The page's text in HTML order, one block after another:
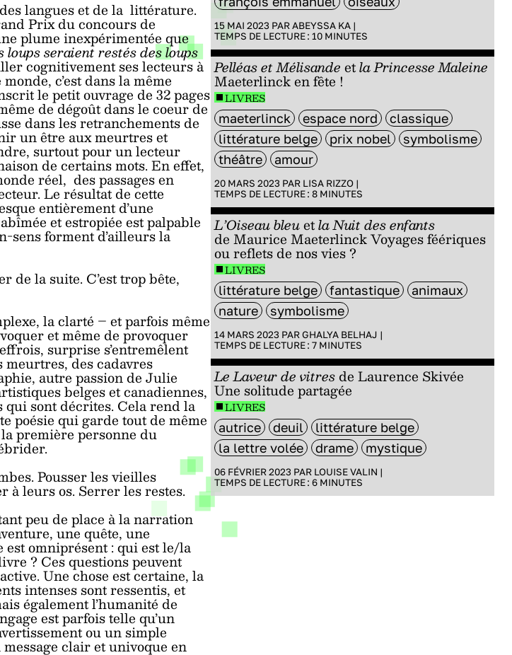
langues et de la littérature.
Prix du concours de
plume inexpérimentée que
loups seraient restés des loups
cognitivement ses lecteurs à
c’est dans la même
le petit ouvrage de 32 pages
de dégoût dans le coeur de
dans les retranchements de
un être aux meurtres et
surtout pour un lecteur
de certains mots. En effet,
réel, des passages en
Le résultat de cette
entièrement d’une
et estropiée est palpable
sens forment d’ailleurs la
de la suite. C’est trop bête,
la clarté – et parfois même
et même de provoquer
surprise s’entremêlent
meurtres, des cadavres
autre passion de Julie
belges et canadiennes,
qui sont décrites. Cela rend la
poésie qui garde tout de même
première personne du
Pousser les vieilles
à leurs os. Serrer les restes.
peu de place à la narration
une quête, une
omniprésent : qui est le/la
? Ces questions peuvent
Une chose est certaine, la
intenses sont ressentis, et
également l’humanité de
est parfois telle qu’un
ou un simple
clair et univoque en
15 MAI 2023 PARABEYSSA KA|
TEMPS DE LECTURE : 10MINUTES
Pelléas et Mélisandeetla Princesse Maleine
Maeterlinck en fête !
LIVRES
maeterlinck espace nord
classique
littérature belge
prix nobel
symbolisme
théâtre
amour
20 MARS 2023 PAR LISA RIZZO|
TEMPS DE LECTURE : 8MINUTES
L’Oiseau bleuetla Nuit des enfants
de Maurice Maeterlinck Voyages féériques
ou reflets de nos vies ?
LIVRES
littérature belge fantastique
animaux
nature
symbolisme
14 MARS 2023 PARGHALYA BELHAJ |
TEMPS DE LECTURE : 7MINUTES
Le Laveur de vitresde Laurence Skivée
Une solitude partagée
LIVRES
autrice deuil
littérature belge
la lettre volée
drame mystique
06 FÉVRIER 2023 PAR LOUISE VALIN |
TEMPS DE LECTURE : 6MINUTES